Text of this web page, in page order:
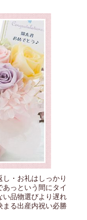
・お礼はしっかり
あっという間にタイ
い品物選びより遅れ
まる出産内祝い必勝